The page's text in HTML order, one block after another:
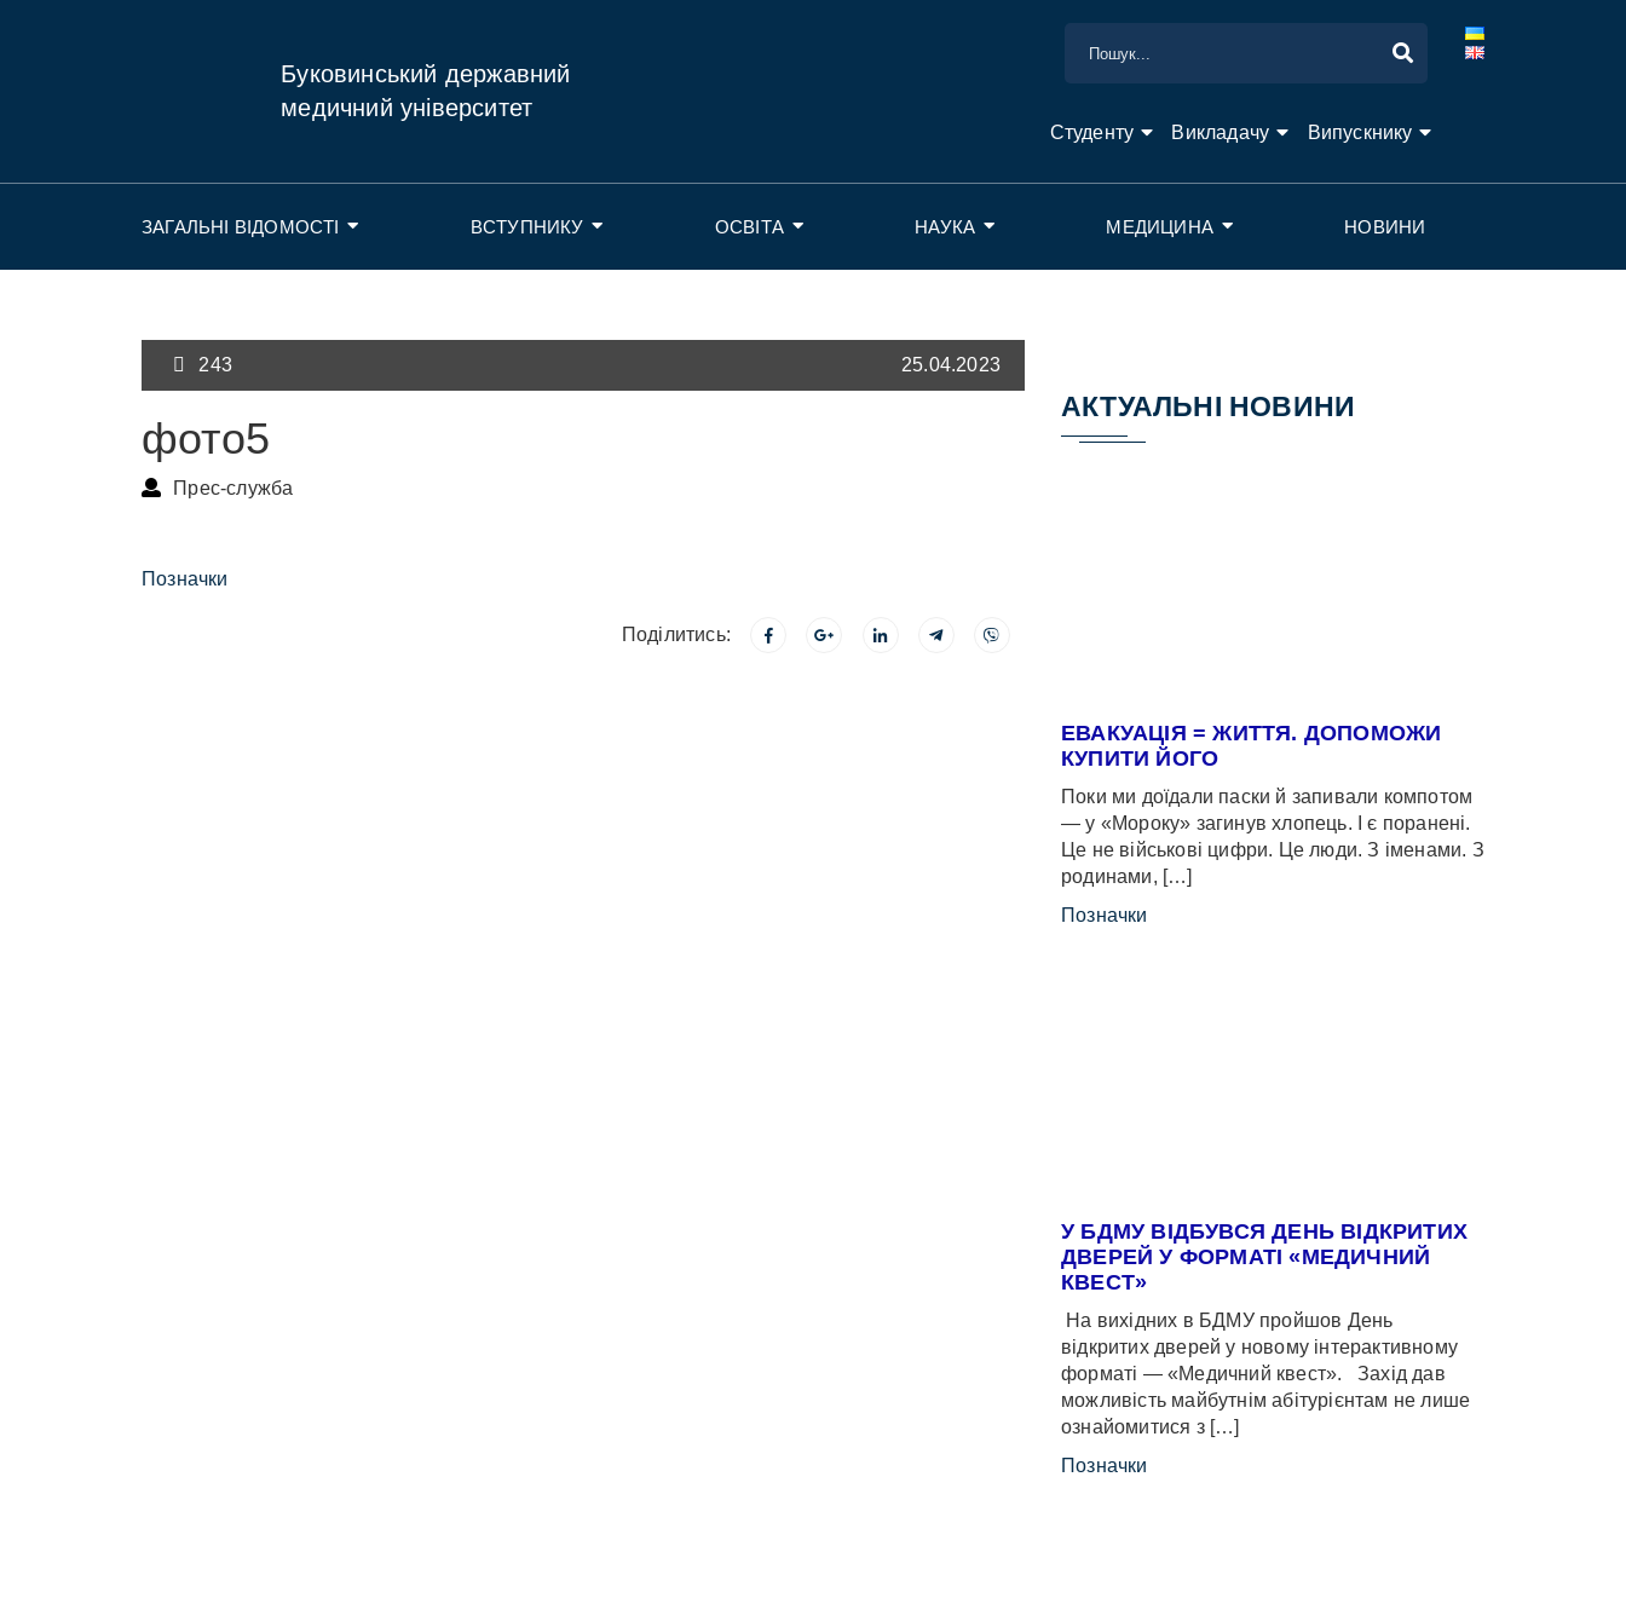
Буковинський державний
медичний університет
Студенту Викладачу Випускнику
ЗАГАЛЬНІ ВІДОМОСТІ ВСТУПНИКУ ОСВІТА НАУКА МЕДИЦИНА НОВИНИ
243 25.04.2023
фото5
Прес-служба
Позначки
Поділитись:
АКТУАЛЬНІ НОВИНИ
ЕВАКУАЦІЯ = ЖИТТЯ. ДОПОМОЖИ
КУПИТИ ЙОГО
Поки ми доїдали паски й запивали компотом
— у «Мороку» загинув хлопець. І є поранені.
Це не військові цифри. Це люди. З іменами. З
родинами, […]
Позначки
У БДМУ ВІДБУВСЯ ДЕНЬ ВІДКРИТИХ
ДВЕРЕЙ У ФОРМАТІ «МЕДИЧНИЙ
КВЕСТ»
На вихідних в БДМУ пройшов День
відкритих дверей у новому інтерактивному
форматі — «Медичний квест». Захід дав
можливість майбутнім абітурієнтам не лише
ознайомитися з […]
Позначки